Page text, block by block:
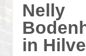
Nelly
in